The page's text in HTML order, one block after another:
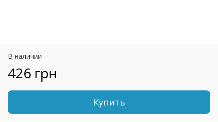
В наличии
426 грн
Купить